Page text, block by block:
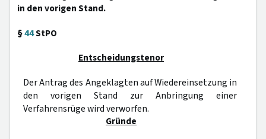
in den vorigen Stand.
§44StPO
Entscheidungstenor
Der Antrag des Angeklagten auf Wiedereinsetzung in
den vorigen Stand zur Anbringung einer
Verfahrensrüge wird verworfen.
Gründe